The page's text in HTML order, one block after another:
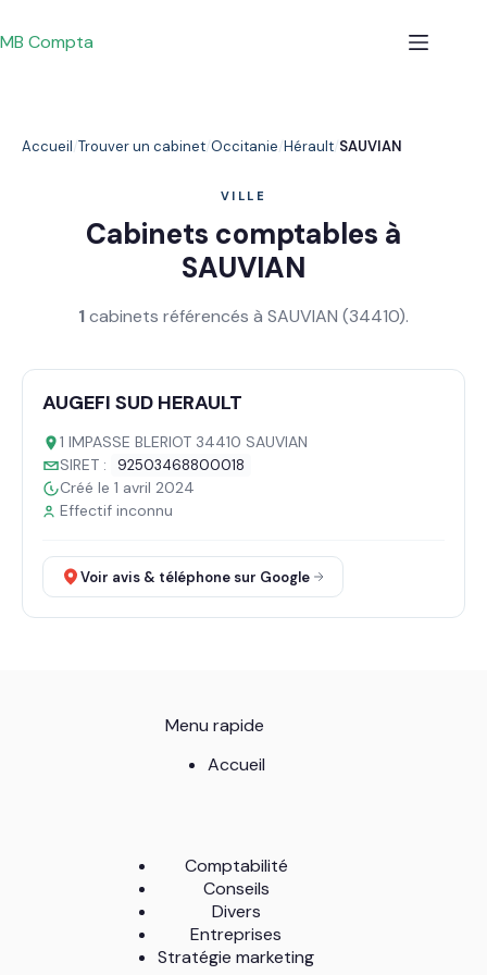
au
contenu
MB Compta
Accueil Trouver un cabinet Occitanie Hérault SAUVIAN
VILLE
Cabinets comptables à
SAUVIAN
1cabinets référencés à SAUVIAN (34410).
AUGEFI SUD HERAULT
1 IMPASSE BLERIOT 34410 SAUVIAN
SIRET :
92503468800018
Créé le 1 avril 2024
Effectif inconnu
Voir avis & téléphone sur Google
Menu rapide
Accueil
Comptabilité
Conseils
Divers
Entreprises
Stratégie marketing